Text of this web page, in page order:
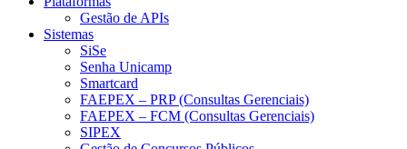
Gestão de APIs
Sistemas
SiSe
Senha Unicamp
Smartcard
FAEPEX – PRP (Consultas Gerenciais)
FAEPEX – FCM (Consultas Gerenciais)
SIPEX